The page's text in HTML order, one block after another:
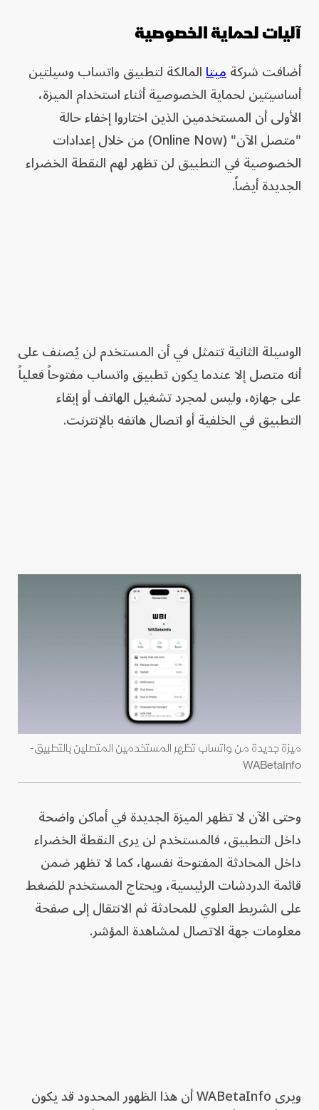
آليات لحماية الخصوصية
أضافت شركةميتاالمالكة لتطبيق واتساب وسيلتين
أساسيتين لحماية الخصوصية أثناء استخدام الميزة،
الأولى أن المستخدمين الذين اختاروا إخفاء حالة
"متصل الآن" (Online Now) من خلال إعدادات
الخصوصية في التطبيق لن تظهر لهم النقطة الخضراء
الجديدة أيضاً.
الوسيلة الثانية تتمثل في أن المستخدم لن يُصنف على
أنه متصل إلا عندما يكون تطبيق واتساب مفتوحاً فعلياً
على جهازه، وليس لمجرد تشغيل الهاتف أو إبقاء
التطبيق في الخلفية أو اتصال هاتفه بالإنترنت.
ميزة جديدة من واتساب تظهر المستخدمين المتصلين بالتطبيق-
WABetaInfo
وحتى الآن لا تظهر الميزة الجديدة في أماكن واضحة
داخل التطبيق، فالمستخدم لن يرى النقطة الخضراء
داخل المحادثة المفتوحة نفسها، كما لا تظهر ضمن
قائمة الدردشات الرئيسية، ويحتاج المستخدم للضغط
على الشريط العلوي للمحادثة ثم الانتقال إلى صفحة
معلومات جهة الاتصال لمشاهدة المؤشر.
ويرى WABetaInfo أن هذا الظهور المحدود قد يكون